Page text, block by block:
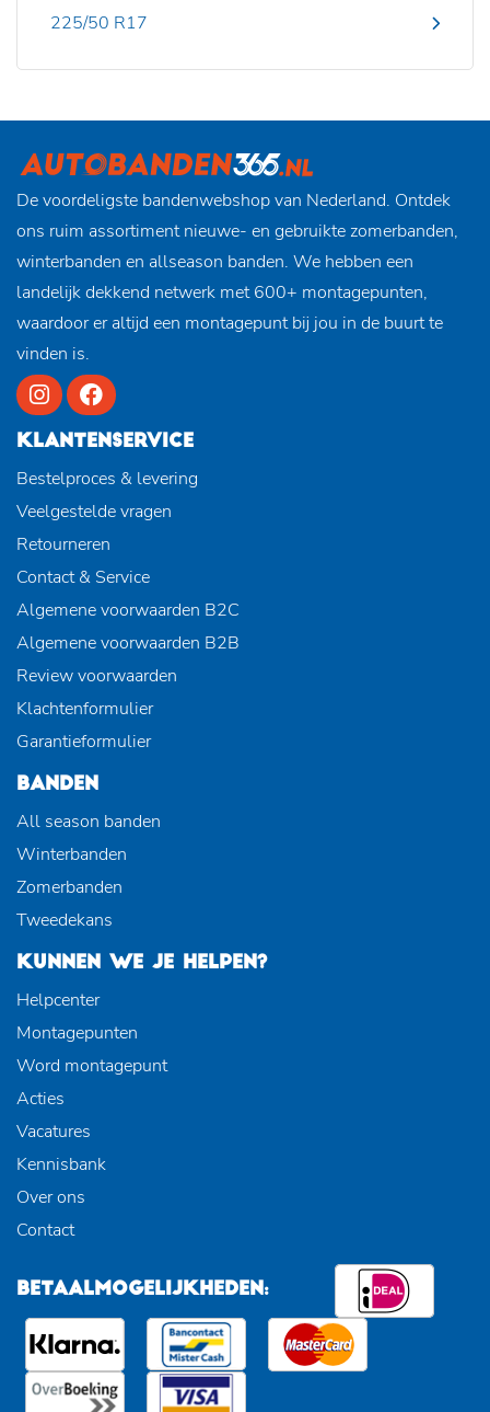
225/50 R17
De voordeligste bandenwebshop van Nederland. Ontdek
ons ruim assortiment nieuwe- en gebruikte zomerbanden,
winterbanden en allseason banden. We hebben een
landelijk dekkend netwerk met 600+ montagepunten,
waardoor er altijd een montagepunt bij jou in de buurt te
vinden is.
KLANTENSERVICE
Bestelproces & levering
Veelgestelde vragen
Retourneren
Contact & Service
Algemene voorwaarden B2C
Algemene voorwaarden B2B
Review voorwaarden
Klachtenformulier
Garantieformulier
BANDEN
All season banden
Winterbanden
Zomerbanden
Tweedekans
KUNNEN WE JE HELPEN?
Helpcenter
Montagepunten
Word montagepunt
Acties
Vacatures
Kennisbank
Over ons
Contact
BETAALMOGELIJKHEDEN: